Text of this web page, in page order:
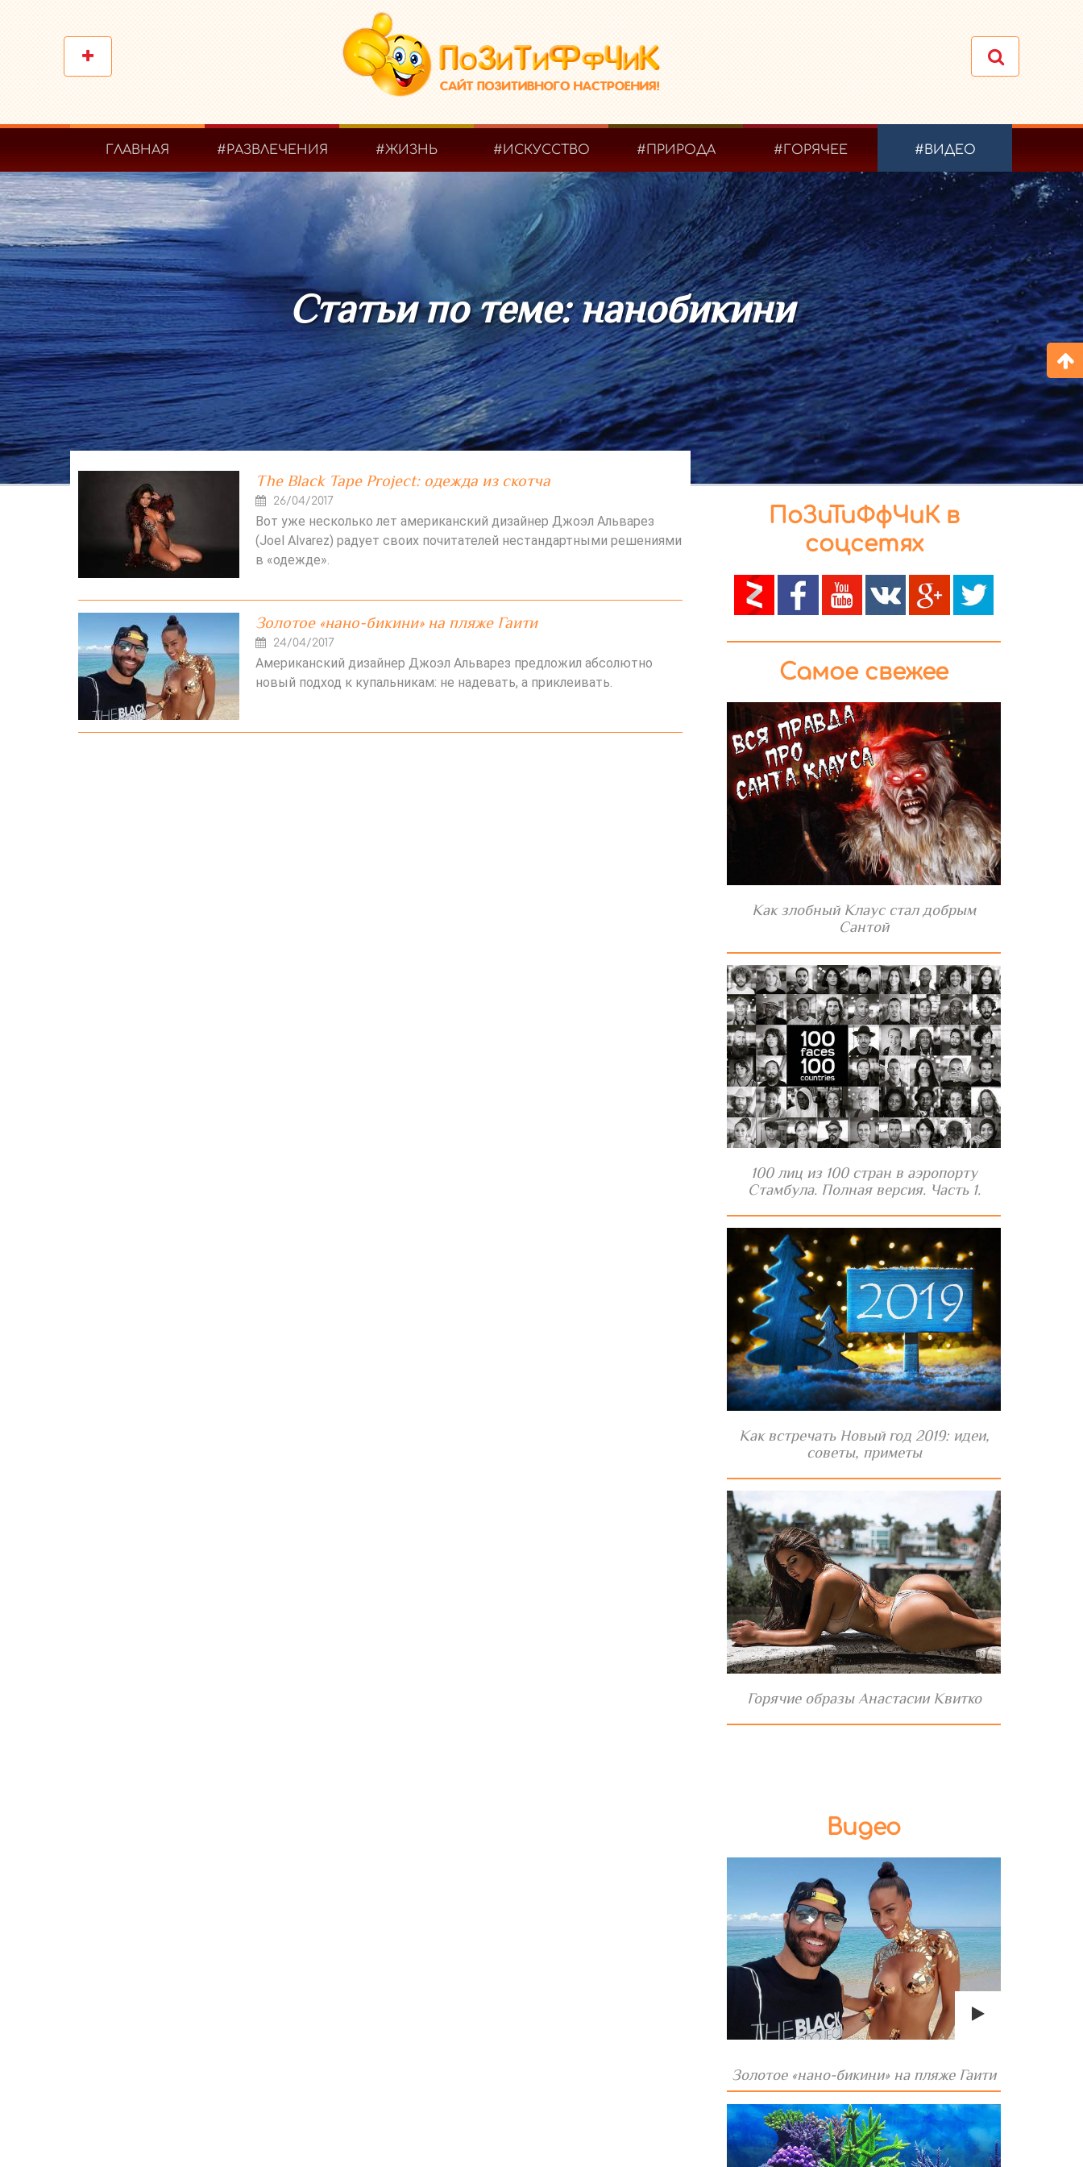
ГЛАВНАЯ #РАЗВЛЕЧЕНИЯ #ЖИЗНЬ #ИСКУССТВО #ПРИРОДА #ГОРЯЧЕЕ #ВИДЕО
Статьи по теме: нанобикини
The Black Tape Project: одежда из скотча
26/04/2017
Вот уже несколько лет американский дизайнер Джоэл Альварез
(Joel Alvarez) радует своих почитателей нестандартными решениями
в «одежде».
Золотое «нано-бикини» на пляже Гаити
24/04/2017
Американский дизайнер Джоэл Альварез предложил абсолютно
новый подход к купальникам: не надевать, а приклеивать.
ПоЗиТиФфЧиК в
соцсетях
Самое свежее
Как злобный Клаус стал добрым
Сантой
100 лиц из 100 стран в аэропорту
Стамбула. Полная версия. Часть 1.
Как встречать Новый год 2019: идеи,
советы, приметы
Горячие образы Анастасии Квитко
Видео
Золотое «нано-бикини» на пляже Гаити